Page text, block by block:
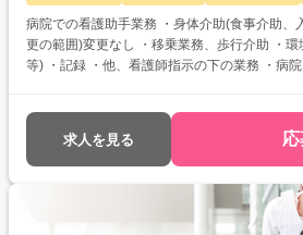
病院での看護助手業務 ・身体介助(食事介助、
更の範囲)変更なし ・移乗業務、歩行介助 ・
等) ・記録 ・他、看護師指示の下の業務 ・病
求人を見る